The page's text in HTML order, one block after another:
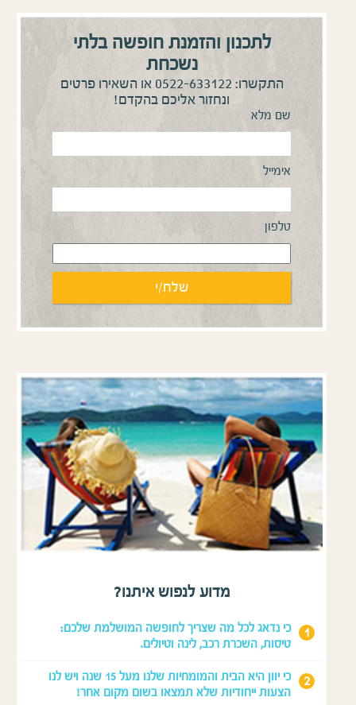
לתכנון והזמנת חופשה בלתי
נשכחת
התקשרו: 0522-633122 או השאירו פרטים
ונחזור אליכם בהקדם!
שם מלא
אימייל
טלפון
מדוע לנפוש איתנו?
כי נדאג לכל מה שצריך לחופשה המושלמת שלכם:
טיסות, השכרת רכב, לינה וטיולים.
כי יוון היא הבית והמומחיות שלנו מעל 15 שנה ויש לנו
הצעות ייחודיות שלא תמצאו בשום מקום אחר!